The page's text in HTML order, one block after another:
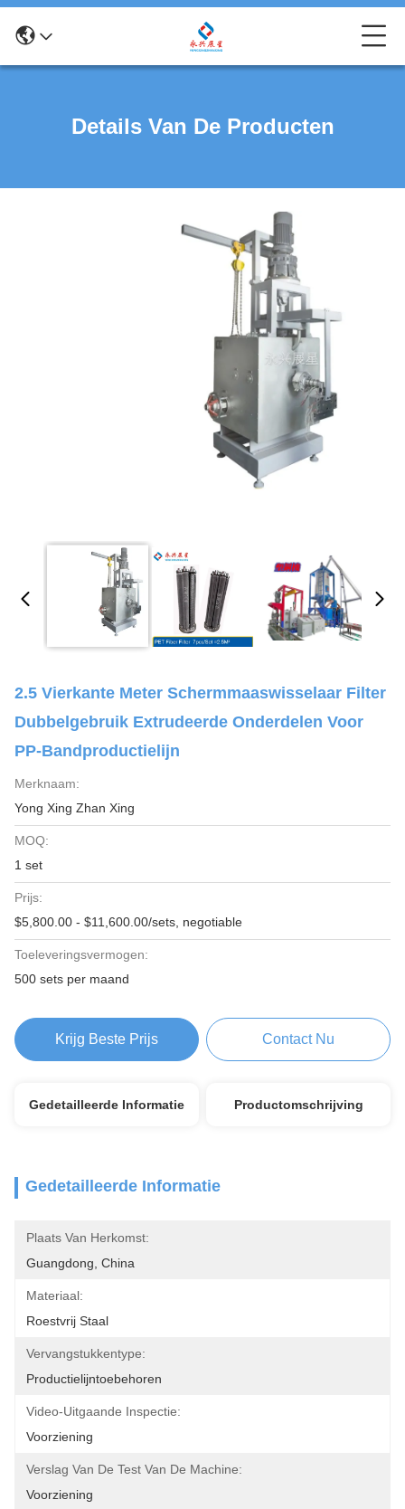
Details Van De Producten
2.5 Vierkante Meter Schermmaaswisselaar Filter
Dubbelgebruik Extrudeerde Onderdelen Voor
PP-Bandproductielijn
Merknaam:
Yong Xing Zhan Xing
MOQ:
1 set
Prijs:
$5,800.00 - $11,600.00/sets, negotiable
Toeleveringsvermogen:
500 sets per maand
Krijg Beste Prijs Contact Nu
Gedetailleerde Informatie Productomschrijving
Gedetailleerde Informatie
Plaats Van Herkomst:
Guangdong, China
Materiaal:
Roestvrij Staal
Vervangstukkentype:
Productielijntoebehoren
Video-Uitgaande Inspectie:
Voorziening
Verslag Van De Test Van De Machine:
Voorziening